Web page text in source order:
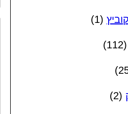
(1)
(112)
(2)